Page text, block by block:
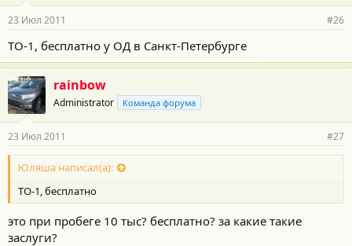
23 Июл 2011 #26
ТО-1, бесплатно у ОД в Санкт-Петербурге
rainbow
Administrator Команда форума
23 Июл 2011 #27
Юляша написал(а):
ТО-1, бесплатно
это при пробеге 10 тыс? бесплатно? за какие такие
заслуги?